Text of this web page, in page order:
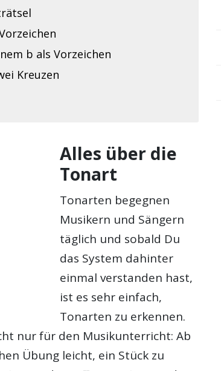
b als Vorzeichen
Kreuzen
Alles über die
Tonart
Tonarten begegnen
Musikern und Sängern
täglich und sobald Du
das System dahinter
einmal verstanden hast,
ist es sehr einfach,
Tonarten zu erkennen.
nur für den Musikunterricht: Ab
Übung leicht, ein Stück zu